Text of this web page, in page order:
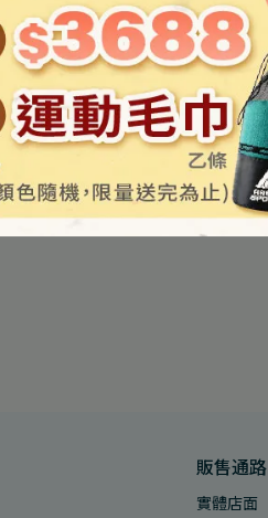
販售通路
實體店面